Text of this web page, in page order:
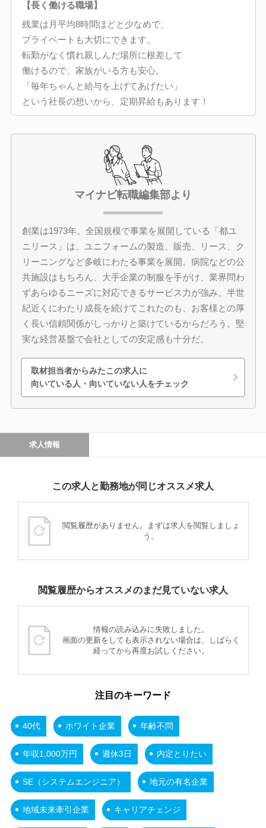
【長く働ける職場】
残業は月平均8時間ほどと少なめで、
プライベートも大切にできます。
転勤がなく慣れ親しんだ場所に根差して
働けるので、家族がいる方も安心。
「毎年ちゃんと給与を上げてあげたい」
という社長の想いから、定期昇給もあります！
マイナビ転職編集部より
創業は1973年。全国規模で事業を展開している「都ユ
ニリース」は、ユニフォームの製造、販売、リース、ク
リーニングなど多岐にわたる事業を展開。病院などの公
共施設はもちろん、大手企業の制服を手がけ、業界問わ
ずあらゆるニーズに対応できるサービス力が強み。半世
紀近くにわたり成長を続けてこれたのも、お客様との厚
く長い信頼関係がしっかりと築けているからだろう。堅
実な経営基盤で会社としての安定感も十分だ。
取材担当者からみたこの求人に
向いている人・向いていない人をチェック
求人情報
この求人と勤務地が同じオススメ求人
閲覧履歴がありません。まずは求人を閲覧しましょ
う。
閲覧履歴からオススメのまだ見ていない求人
情報の読み込みに失敗しました。
画面の更新をしても表示されない場合は、しばらく
経ってから再度お試しください。
注目のキーワード
40代 ホワイト企業 年齢不問
年収1,000万円 週休3日 内定とりたい
SE（システムエンジニア） 地元の有名企業
地域未来牽引企業 キャリアチェンジ